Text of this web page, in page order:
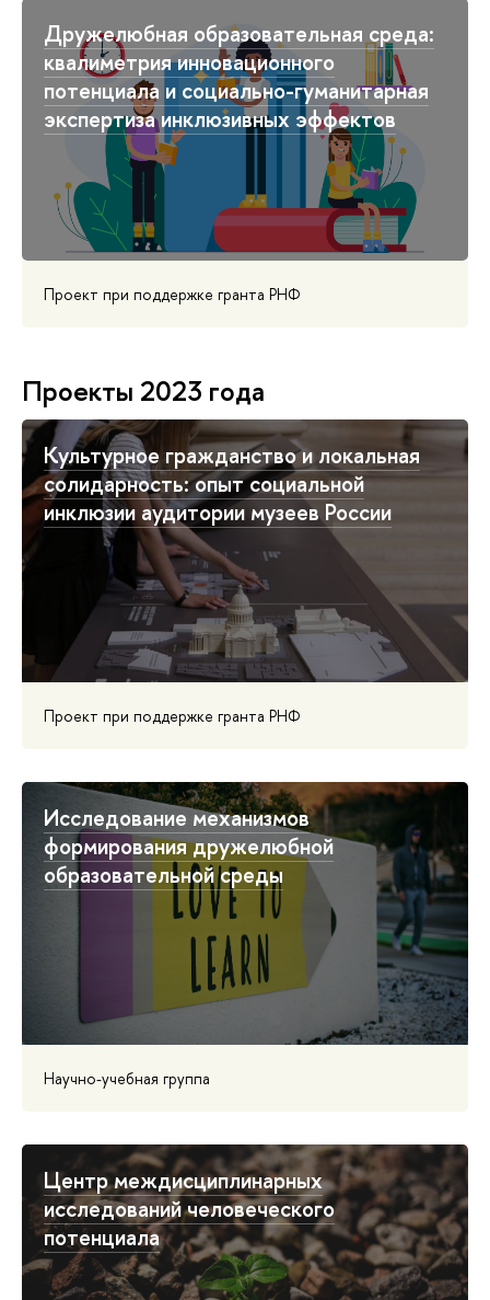
Дружелюбная образовательная среда:
квалиметрия инновационного
потенциала и социально-гуманитарная
экспертиза инклюзивных эффектов
Проект при поддержке гранта РНФ
Проекты 2023 года
Культурное гражданство и локальная
солидарность: опыт социальной
инклюзии аудитории музеев России
Проект при поддержке гранта РНФ
Исследование механизмов
формирования дружелюбной
образовательной среды
Научно-учебная группа
Центр междисциплинарных
исследований человеческого
потенциала